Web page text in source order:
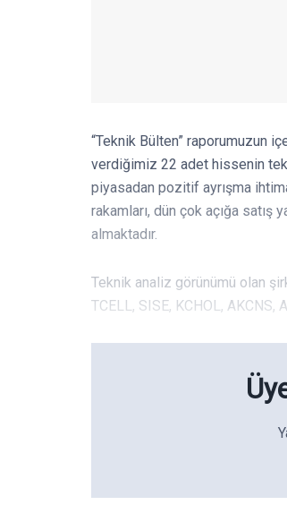
“Teknik Bülten” raporumuzun
verdiğimiz 22 adet hissenin
piyasadan pozitif ayrışma
rakamları, dün çok açığa
almaktadır.
Teknik analiz görünümü olan
TCELL, SISE, KCHOL, AKCNS,